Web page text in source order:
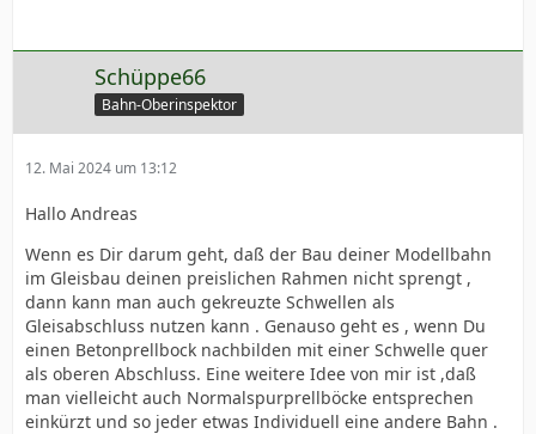
Schüppe66
Bahn-Oberinspektor
12. Mai 2024 um 13:12
Hallo Andreas
Wenn es Dir darum geht, daß der Bau deiner Modellbahn
im Gleisbau deinen preislichen Rahmen nicht sprengt ,
dann kann man auch gekreuzte Schwellen als
Gleisabschluss nutzen kann . Genauso geht es , wenn Du
einen Betonprellbock nachbilden mit einer Schwelle quer
als oberen Abschluss. Eine weitere Idee von mir ist ,daß
man vielleicht auch Normalspurprellböcke entsprechen
einkürzt und so jeder etwas Individuell eine andere Bahn .